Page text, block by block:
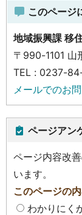
このページ
地域振興課 移
〒990-1101 山
TEL : 0237-
メールでのお
ページアン
ページ内容改
います。
このページの
わかりにく